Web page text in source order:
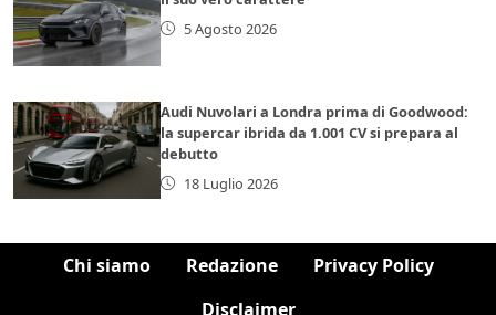
5 Agosto 2026
Audi Nuvolari a Londra prima di Goodwood:
la supercar ibrida da 1.001 CV si prepara al
debutto
18 Luglio 2026
Chi siamo Redazione
Privacy Policy
Disclaimer